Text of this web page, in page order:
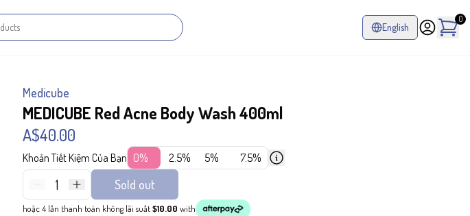
English
0
Medicube
MEDICUBE Red Acne Body Wash 400ml
A$40.00
Khoản Tiết Kiệm Của Bạn 0% 2.5% 5% 7.5%
1 Sold out
hoặc 4 lần thanh toán không lãi suất$10.00 with